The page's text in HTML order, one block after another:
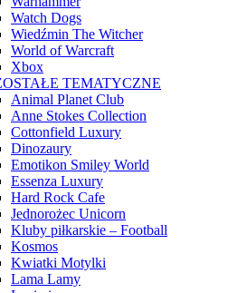
Watch Dogs
Wiedźmin The Witcher
World of Warcraft
Xbox
TEMATYCZNE
Animal Planet Club
Anne Stokes Collection
Cottonfield Luxury
Dinozaury
Emotikon Smiley World
Essenza Luxury
Hard Rock Cafe
Jednorożec Unicorn
Kluby piłkarskie – Football
Kosmos
Kwiatki Motylki
Lama Lamy